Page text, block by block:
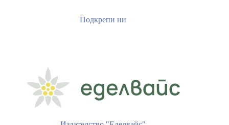
Подкрепи ни